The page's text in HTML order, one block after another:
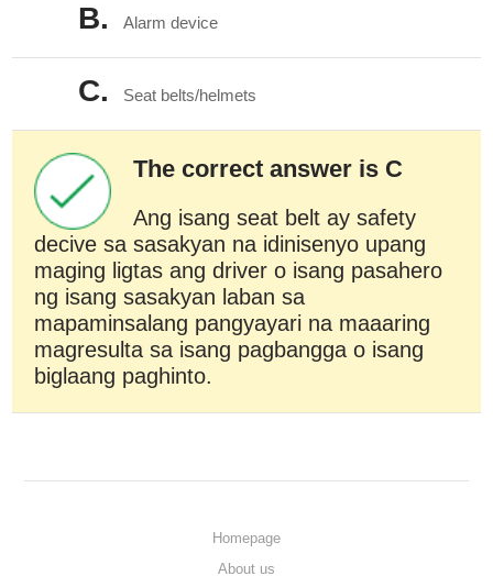
B. Alarm device
C. Seat belts/helmets
The correct answer is C
Ang isang seat belt ay safety
decive sa sasakyan na idinisenyo upang
maging ligtas ang driver o isang pasahero
ng isang sasakyan laban sa
mapaminsalang pangyayari na maaaring
magresulta sa isang pagbangga o isang
biglaang paghinto.
Homepage
About us